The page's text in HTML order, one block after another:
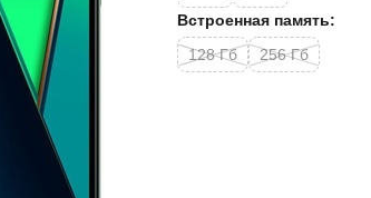
Встроенная память:
128 Гб
256 Гб